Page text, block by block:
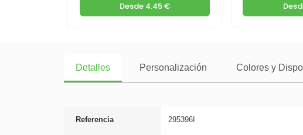
Desde4.45 €
Detalles Personalización Colores y
Referencia 295396I